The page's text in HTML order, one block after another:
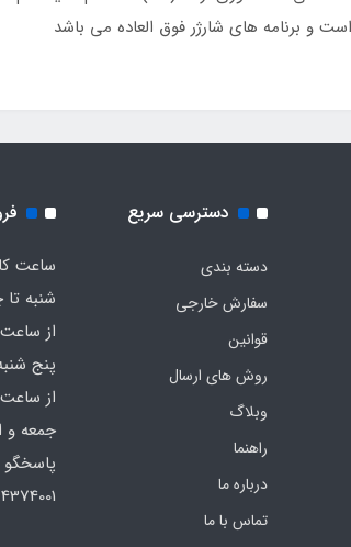
و برنامه های شارژر فوق العاده می باشد
دسترسی سریع
دسته بندی
سفارش خارجی
قوانین
روش های ارسال
وبلاگ
راهنما
درباره ما
تماس با ما
ساعت
شنبه تا
از ساعت 10 الی 18:00
پنج
از ساعت 10 الی 14
جمعه و